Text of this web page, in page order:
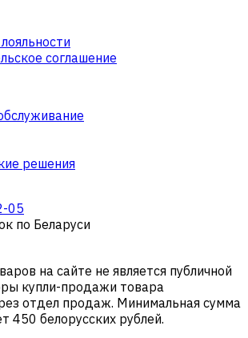
соглашение
решения
05
по Беларуси
на сайте не является публичной
купли-продажи товара
отдел продаж. Минимальная сумма
450 белорусских рублей.